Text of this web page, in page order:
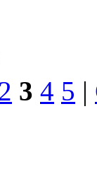
3 4 5 |